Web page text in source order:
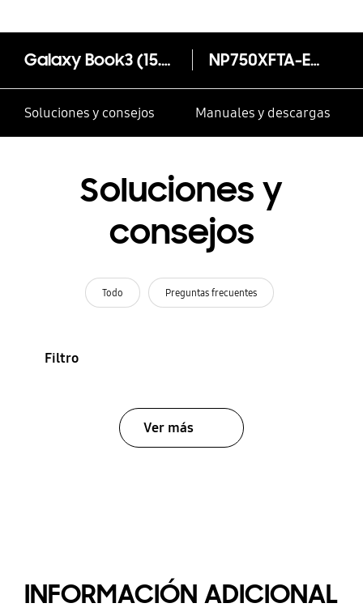
Galaxy Book3 (15.6",i7,16GB) NP750XFTA-EXP
Soluciones y consejos Manuales y descargas
Soluciones y
consejos
Todo Preguntas frecuentes
Filtro
Ver más
INFORMACIÓN ADICIONAL